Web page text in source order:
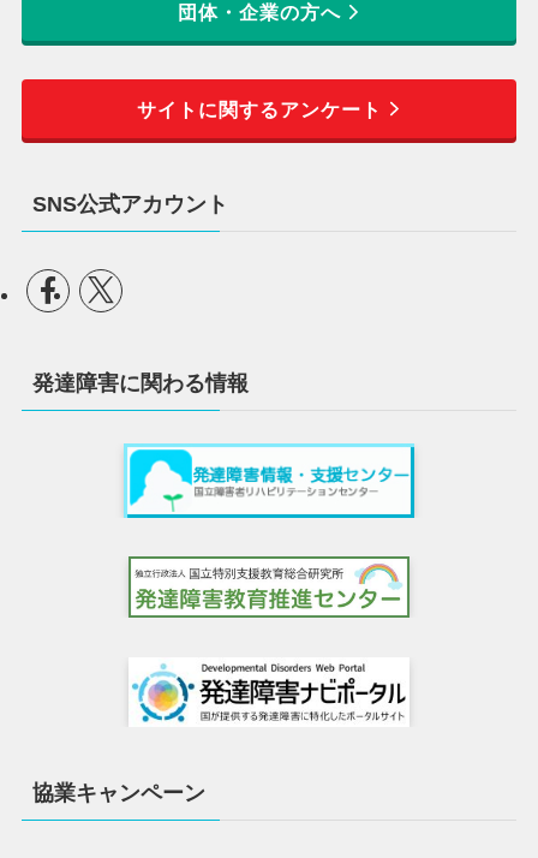
団体・企業の方へ
サイトに関するアンケート
SNS公式アカウント
発達障害に関わる情報
協業キャンペーン